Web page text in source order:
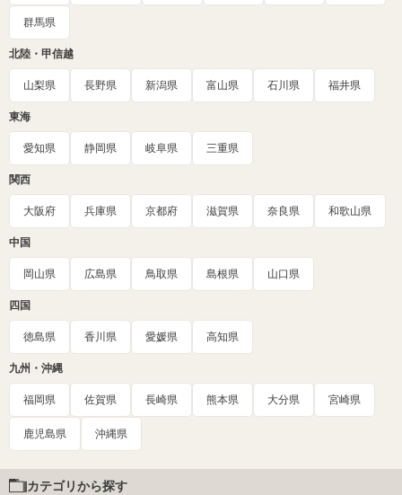
群馬県
北陸・甲信越
山梨県 長野県 新潟県 富山県 石川県 福井県
東海
愛知県 静岡県 岐阜県 三重県
関西
大阪府 兵庫県 京都府 滋賀県 奈良県 和歌山県
中国
岡山県 広島県 鳥取県 島根県 山口県
四国
徳島県 香川県 愛媛県 高知県
九州・沖縄
福岡県 佐賀県 長崎県 熊本県 大分県 宮崎県
鹿児島県 沖縄県
カテゴリから探す